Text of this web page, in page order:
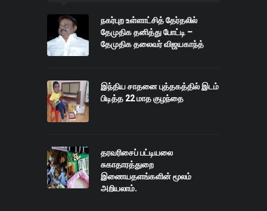
நகர்புற உள்ளாட்சித் தேர்தலில்
தேமுதிக தனித்து போட்டி –
தேமுதிக தலைவர் விஜயகாந்த்
இந்திய சாதனை புத்தகத்தில் இடம்
பிடித்த 22 மாத குழந்தை
தரவரிசைப் பட்டியலை
சுகாதாரத்துறை
இணையதளங்களின் மூலம்
அறியலாம்.